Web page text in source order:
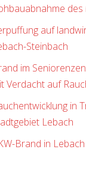
auf
Steinbach
im
Verdacht auf
in
Lebach
Brand in Lebach